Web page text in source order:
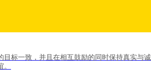
标一致，并且在相互鼓励的同时保持真实与诚